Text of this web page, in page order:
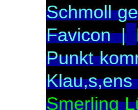
Schmoll
Favicon |
Punkt
Smerling